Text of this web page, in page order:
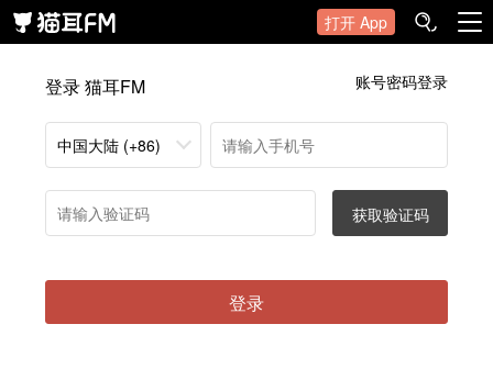
打开 App
登录 猫耳FM 账号密码登录
中国大陆 (+86)
获取验证码
登录